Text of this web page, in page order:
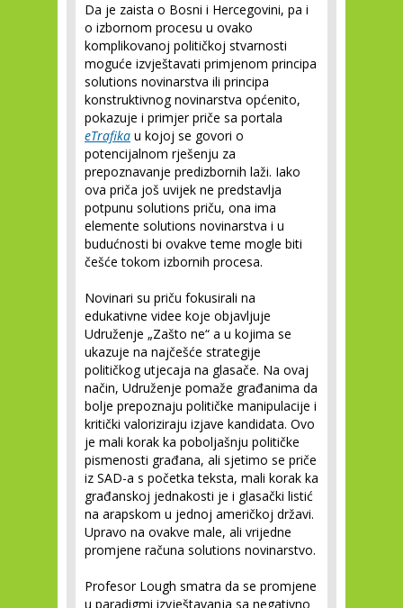
Da je zaista o Bosni i Hercegovini, pa i
o izbornom procesu u ovako
komplikovanoj političkoj stvarnosti
moguće izvještavati primjenom principa
solutions novinarstva ili principa
konstruktivnog novinarstva općenito,
pokazuje i primjer priče sa portala
eTrafika u kojoj se govori o
potencijalnom rješenju za
prepoznavanje predizbornih laži. Iako
ova priča još uvijek ne predstavlja
potpunu solutions priču, ona ima
elemente solutions novinarstva i u
budućnosti bi ovakve teme mogle biti
češće tokom izbornih procesa.
Novinari su priču fokusirali na
edukativne videe koje objavljuje
Udruženje „Zašto ne“ a u kojima se
ukazuje na najčešće strategije
političkog utjecaja na glasače. Na ovaj
način, Udruženje pomaže građanima da
bolje prepoznaju političke manipulacije i
kritički valoriziraju izjave kandidata. Ovo
je mali korak ka poboljašnju političke
pismenosti građana, ali sjetimo se priče
iz SAD-a s početka teksta, mali korak ka
građanskoj jednakosti je i glasački listić
na arapskom u jednoj američkoj državi.
Upravo na ovakve male, ali vrijedne
promjene računa solutions novinarstvo.
Profesor Lough smatra da se promjene
u paradigmi izvještavanja sa negativno